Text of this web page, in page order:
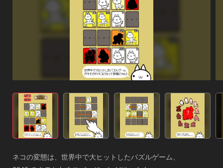
ネコの変態は、世界中で大ヒットしたパズルゲーム、